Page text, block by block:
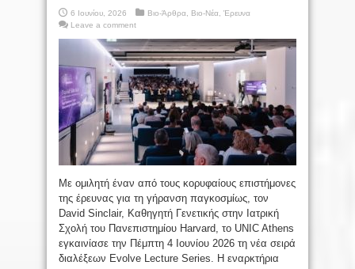
6 Ιουνίου, 2026 Βιο-Άρθρα Βιο-Νέα Έρευνα
Leave a comment
Με ομιλητή έναν από τους κορυφαίους επιστήμονες
της έρευνας για τη γήρανση παγκοσμίως, τον
David Sinclair, Καθηγητή Γενετικής στην Ιατρική
Σχολή του Πανεπιστημίου Harvard, το UNIC Athens
εγκαινίασε την Πέμπτη 4 Ιουνίου 2026 τη νέα σειρά
διαλέξεων Evolve Lecture Series. Η εναρκτήρια